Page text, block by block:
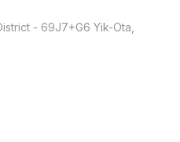
/
- 69J7+G6 Yik-Ota,